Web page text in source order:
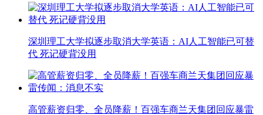
深圳理工大学拟逐步取消大学英语：AI人工智能已可替
代 死记硬背没用
高管薪资归零、全员降薪！百强车商兰天集团回应暴雷